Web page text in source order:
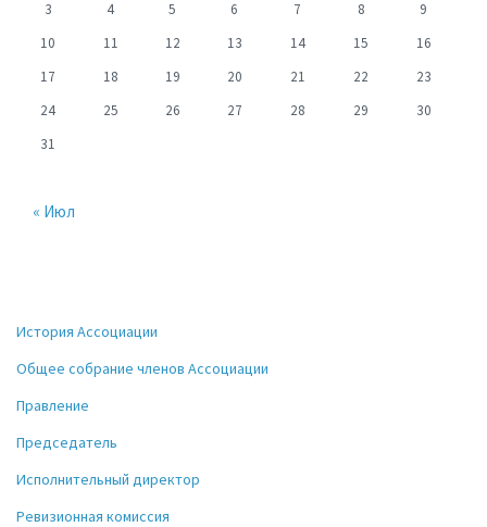
3
4 5 6 7 8
9
10
11 12 13 14 15
16
17
18 19 20 21 22
23
24
25 26 27 28 29
30
31
« Июл
История Ассоциации
Общее собрание членов Ассоциации
Правление
Председатель
Исполнительный директор
Ревизионная комиссия